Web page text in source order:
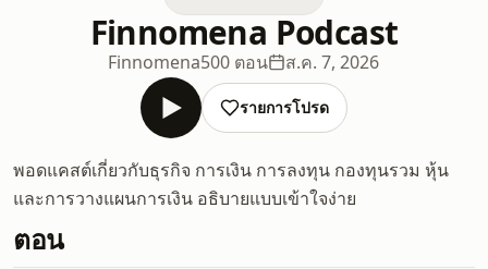
Finnomena Podcast
Finnomena500 ตอน ส.ค. 7, 2026
รายการโปรด
พอดแคสต์เกี่ยวกับธุรกิจ การเงิน การลงทุน กองทุนรวม หุ้น
และการวางแผนการเงิน อธิบายแบบเข้าใจง่าย
ตอน